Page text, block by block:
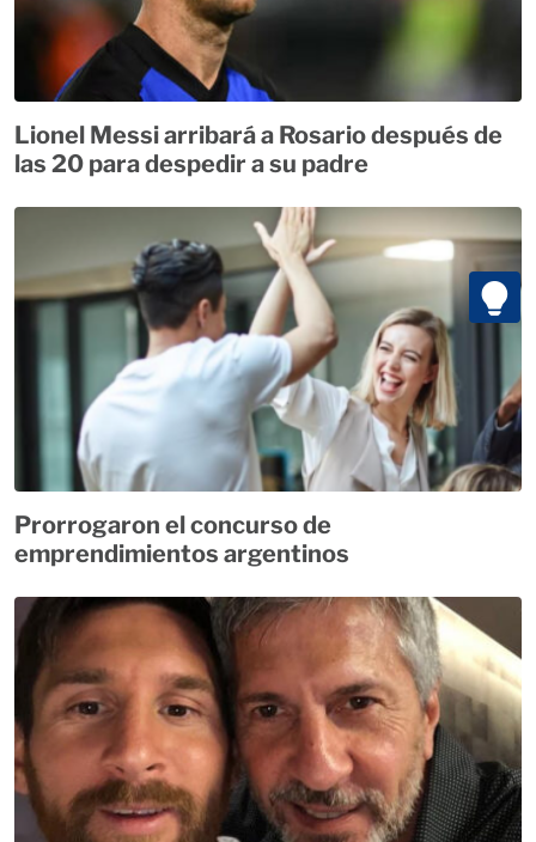
Lionel Messi arribará a Rosario después de
las 20 para despedir a su padre
Prorrogaron el concurso de
emprendimientos argentinos